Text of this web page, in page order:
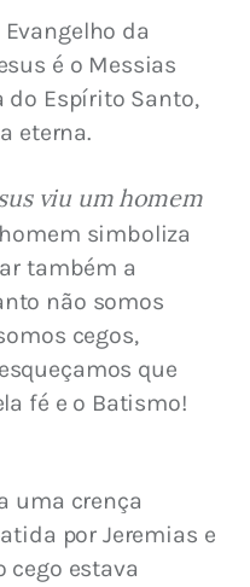
da
é o Messias
do Espírito Santo,
eterna.
viu um homem
homem simboliza
também a
não somos
cegos,
que
fé e o Batismo!
uma crença
por Jeremias e
cego estava